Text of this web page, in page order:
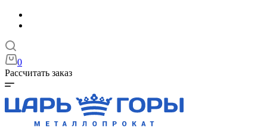
0
Рассчитать заказ